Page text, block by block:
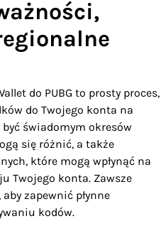
do PUBG to prosty proces,
do Twojego konta na
być świadomym okresów
się różnić, a także
które mogą wpłynąć na
Twojego konta. Zawsze
zapewnić płynne
kodów.